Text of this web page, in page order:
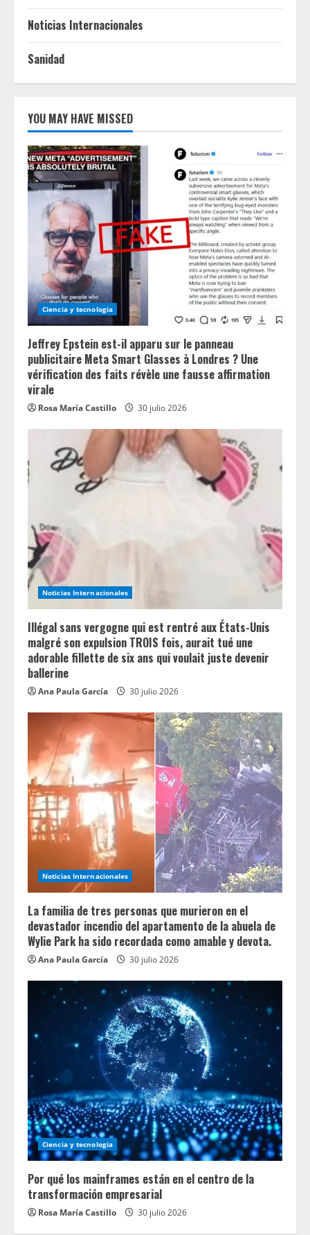
Noticias Internacionales
Sanidad
YOU MAY HAVE MISSED
Ciencia y tecnologia
Jeffrey Epstein est-il apparu sur le panneau
publicitaire Meta Smart Glasses à Londres ? Une
vérification des faits révèle une fausse affirmation
virale
Rosa María Castillo 30 julio 2026
Noticias Internacionales
Illégal sans vergogne qui est rentré aux États-Unis
malgré son expulsion TROIS fois, aurait tué une
adorable fillette de six ans qui voulait juste devenir
ballerine
Ana Paula García 30 julio 2026
Noticias Internacionales
La familia de tres personas que murieron en el
devastador incendio del apartamento de la abuela de
Wylie Park ha sido recordada como amable y devota.
Ana Paula García 30 julio 2026
Ciencia y tecnologia
Por qué los mainframes están en el centro de la
transformación empresarial
Rosa María Castillo 30 julio 2026